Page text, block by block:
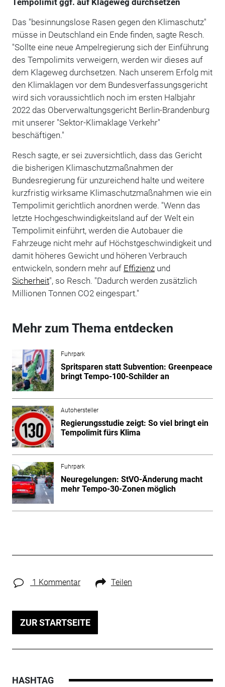
Das "besinnungslose Rasen gegen den Klimaschutz"
müsse in Deutschland ein Ende finden, sagte Resch.
"Sollte eine neue Ampelregierung sich der Einführung
des Tempolimits verweigern, werden wir dieses auf
dem Klageweg durchsetzen. Nach unserem Erfolg mit
den Klimaklagen vor dem Bundesverfassungsgericht
wird sich voraussichtlich noch im ersten Halbjahr
2022 das Oberverwaltungsgericht Berlin-Brandenburg
mit unserer "Sektor-Klimaklage Verkehr"
beschäftigen."
Resch sagte, er sei zuversichtlich, dass das Gericht
die bisherigen Klimaschutzmaßnahmen der
Bundesregierung für unzureichend halte und weitere
kurzfristig wirksame Klimaschutzmaßnahmen wie ein
Tempolimit gerichtlich anordnen werde. "Wenn das
letzte Hochgeschwindigkeitsland auf der Welt ein
Tempolimit einführt, werden die Autobauer die
Fahrzeuge nicht mehr auf Höchstgeschwindigkeit und
damit höheres Gewicht und höheren Verbrauch
entwickeln, sondern mehr auf Effizienzund
Sicherheit", so Resch. "Dadurch werden zusätzlich
Millionen Tonnen CO2 eingespart."
Mehr zum Thema entdecken
Fuhrpark
Spritsparen statt Subvention: Greenpeace
bringt Tempo-100-Schilder an
Autohersteller
Regierungsstudie zeigt: So viel bringt ein
Tempolimit fürs Klima
Fuhrpark
Neuregelungen: StVO-Änderung macht
mehr Tempo-30-Zonen möglich
1 Kommentar Teilen
ZUR STARTSEITE
HASHTAG